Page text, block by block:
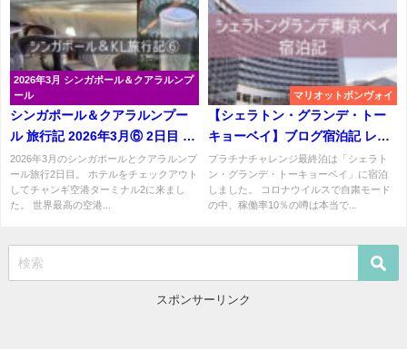
2026年3月 シンガポール＆クアラルンプ
ール
シンガポール＆クアラルンプー
ル 旅行記 2026年3月⑥ 2日目 シ
ルバークリスラウンジ ビジネス
クラス SQ122
2026年3月のシンガポールとクアラルンプ
ール旅行2日目。 ホテルをチェックアウト
してチャンギ空港ターミナル2に来まし
た。 世界最高の空港...
マリオットボンヴォイ
【シェラトン・グランデ・トー
キョーベイ】ブログ宿泊記 レビ
ュー プラチナチャレンジ
プラチナチャレンジ最終泊は「シェラト
ン・グランデ・トーキョーベイ」に宿泊
しました。 コロナウイルスで自粛モード
の中、稼働率10％の噂は本当で...
スポンサーリンク